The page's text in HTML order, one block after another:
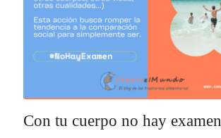
Con tu cuerpo no hay examen